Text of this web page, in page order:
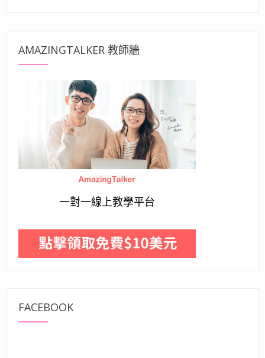
AMAZINGTALKER 教師牆
一對一線上教學平台
FACEBOOK